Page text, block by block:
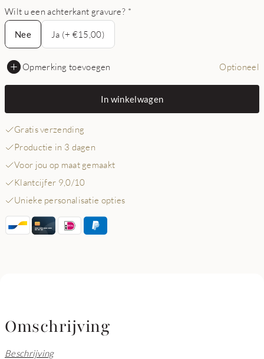
Wilt u een achterkant gravure? *
Nee
Nee
Ja (+ €15,00)
Opmerking toevoegen Optioneel
In winkelwagen
Gratis verzending
Productie in 3 dagen
Voor jou op maat gemaakt
Klantcijfer 9,0/10
Unieke personalisatie opties
Omschrijving
Beschrijving